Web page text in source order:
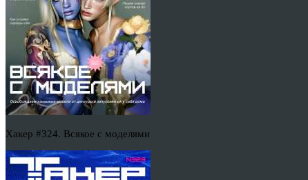
Хакер #324. Всякое с моделями